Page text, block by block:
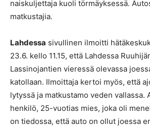
naiskuljettaja kuoli törmäyksessä.
matkustajia.
Lahdessa sivullinen ilmoitti
23.6. kello 11.15, että Lahdessa
Lassinojantien vieressä olevassa
katollaan. Ilmoittaja kertoi myös, että
lytyssä ja matkustamo veden vallassa.
henkilö, 25-vuotias mies, joka oli
on tiedossa, että auto on ollut joessa